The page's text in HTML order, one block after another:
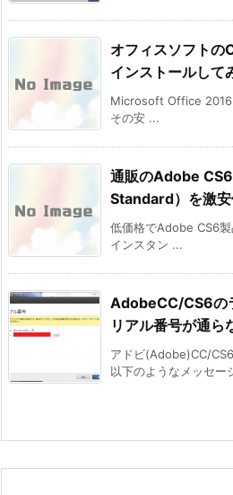
オフィスソフト
インストールして
Microsoft Office 2016
その安 ...
通販のAdobe
Standard）を激
低価格でAdobe CS6
インスタン ...
AdobeCC/CS6の
リアル番号が通ら
アドビ(Adobe)CC/
以下のようなメッセー